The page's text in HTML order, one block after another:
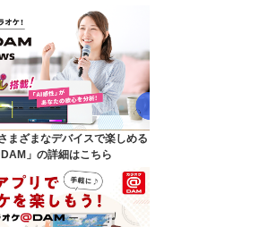
問
まざまなデバイスで楽しめる
」の詳細はこちら